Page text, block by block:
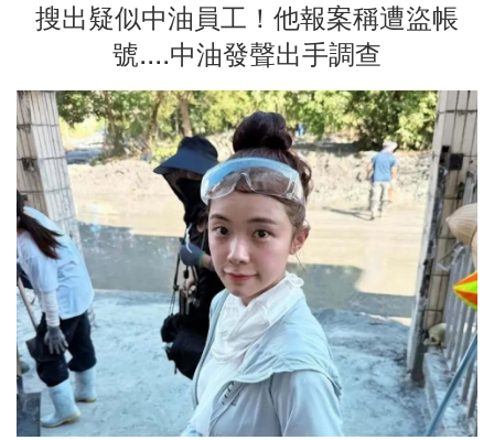
搜出疑似中油員工！他報案稱遭盜帳
號....中油發聲出手調查